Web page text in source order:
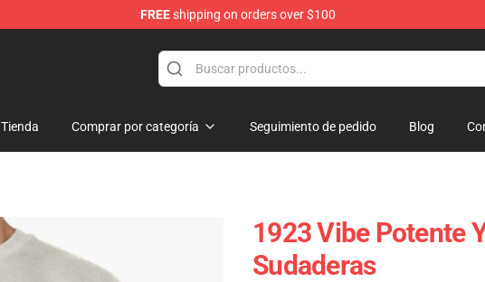
FREEshipping on orders over $100
Tienda Comprar por categoría Seguimiento de pedido Blog
1923 Vibe Potente
Sudaderas